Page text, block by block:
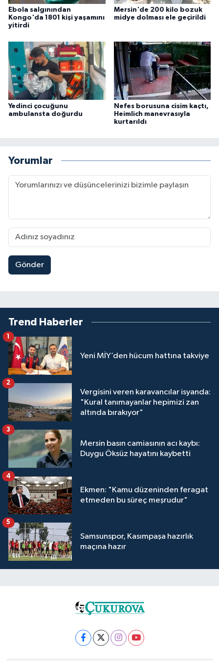
Ebola salgınından
Kongo'da 1801 kişi yaşamını
yitirdi
Mersin'de 200 kilo bozuk
midye dolması ele geçirildi
Yedinci çocuğunu
ambulansta doğurdu
Nefes borusuna cisim kaçtı,
Heimlich manevrasıyla
kurtarıldı
Yorumlar
Gönder
Trend Haberler
Yeni MİY’den hücum hattına takviye
1
Vergisini veren karavancılar isyanda:
"Kural tanımayanlar hepimizi zan
altında bırakıyor"
2
Mersin basın camiasının acı kaybı:
Duygu Öksüz hayatını kaybetti
3
Ekmen: "Kamu düzeninden feragat
etmeden bu süreç meşrudur"
4
Samsunspor, Kasımpaşa hazırlık
maçına hazır
5